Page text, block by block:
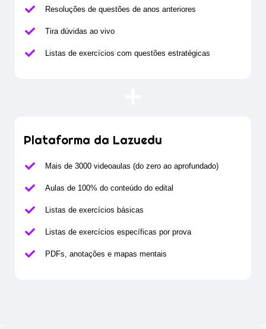
Resoluções de questões de anos anteriores
Tira dúvidas ao vivo
Listas de exercícios com questões estratégicas
Plataforma da Lazuedu
Mais de 3000 videoaulas (do zero ao aprofundado)
Aulas de 100% do conteúdo do edital
Listas de exercícios básicas
Listas de exercícios específicas por prova
PDFs, anotações e mapas mentais